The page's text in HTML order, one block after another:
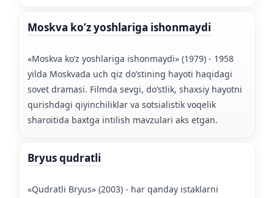
Moskva ko’z yoshlariga ishonmaydi
«Moskva ko’z yoshlariga ishonmaydi» (1979) - 1958
yilda Moskvada uch qiz do’stining hayoti haqidagi
sovet dramasi. Filmda sevgi, doʻstlik, shaxsiy hayotni
qurishdagi qiyinchiliklar va sotsialistik voqelik
sharoitida baxtga intilish mavzulari aks etgan.
Bryus qudratli
«Qudratli Bryus» (2003) - har qanday istaklarni